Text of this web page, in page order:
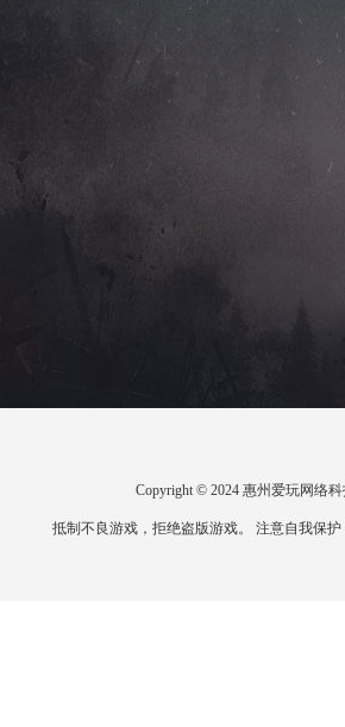
Copyright © 2024 惠州爱玩网络
抵制不良游戏，拒绝盗版游戏。 注意自我保